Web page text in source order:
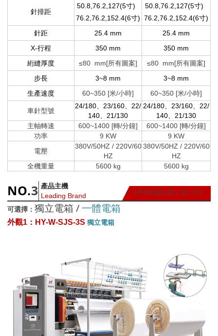
針排距
50.8,76.2,127(5寸)
76.2,76.2,152.4(6寸)
50.8,76.2,127(5寸)
76.2,76.2,152.4(6寸)
針距
25.4 mm
25.4 mm
X-行程
350 mm
350 mm
絎縫厚度
≤80 mm[所有圖案]
≤80 mm[所有圖案]
步長
3~8 mm
3~8 mm
生產速度
60~350 [米/小時] 60~350 [米/小時]
車針型號
24/180、23/160、22/
140、21/130
24/180、23/160、22/
140、21/130
主軸轉速
600~1400 [轉/分鐘]
600~1400 [轉/分鐘]
功率
9 KW
9 KW
電壓
380V/50HZ / 220V/60
HZ
380V/50HZ / 220V/60
HZ
全機重量
5600 kg 5600 kg
NO.3 產品主機
Leading Brand HY-W-SJS-3S / 3S（Y）
可選擇： 獨立電箱 / 一體電箱
外觀1：HY-W-SJS-3S 獨立電箱